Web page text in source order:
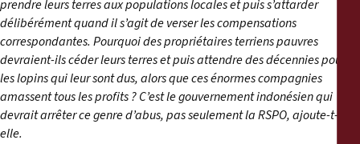
prendre leurs terres aux populations locales et puis s’attarder
délibérément quand il s’agit de verser les compensations
correspondantes. Pourquoi des propriétaires terriens pauvres
devraient-ils céder leurs terres et puis attendre des décennies pour
les lopins qui leur sont dus, alors que ces énormes compagnies
amassent tous les profits ? C’est le gouvernement indonésien qui
devrait arrêter ce genre d’abus, pas seulement la RSPO,ajoute-t-
elle.